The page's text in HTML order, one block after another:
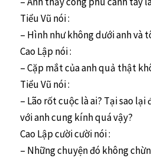
Tiểu Vũ nói :
– Hình như không dưới anh và
Cao Lập nói :
– Cặp mắt của anh quả thật
Tiểu Vũ nói :
– Lão rốt cuộc là ai? Tại sao lại
với anh cung kính quá vậy?
Cao Lập cười cười nói :
– Những chuyện đó không